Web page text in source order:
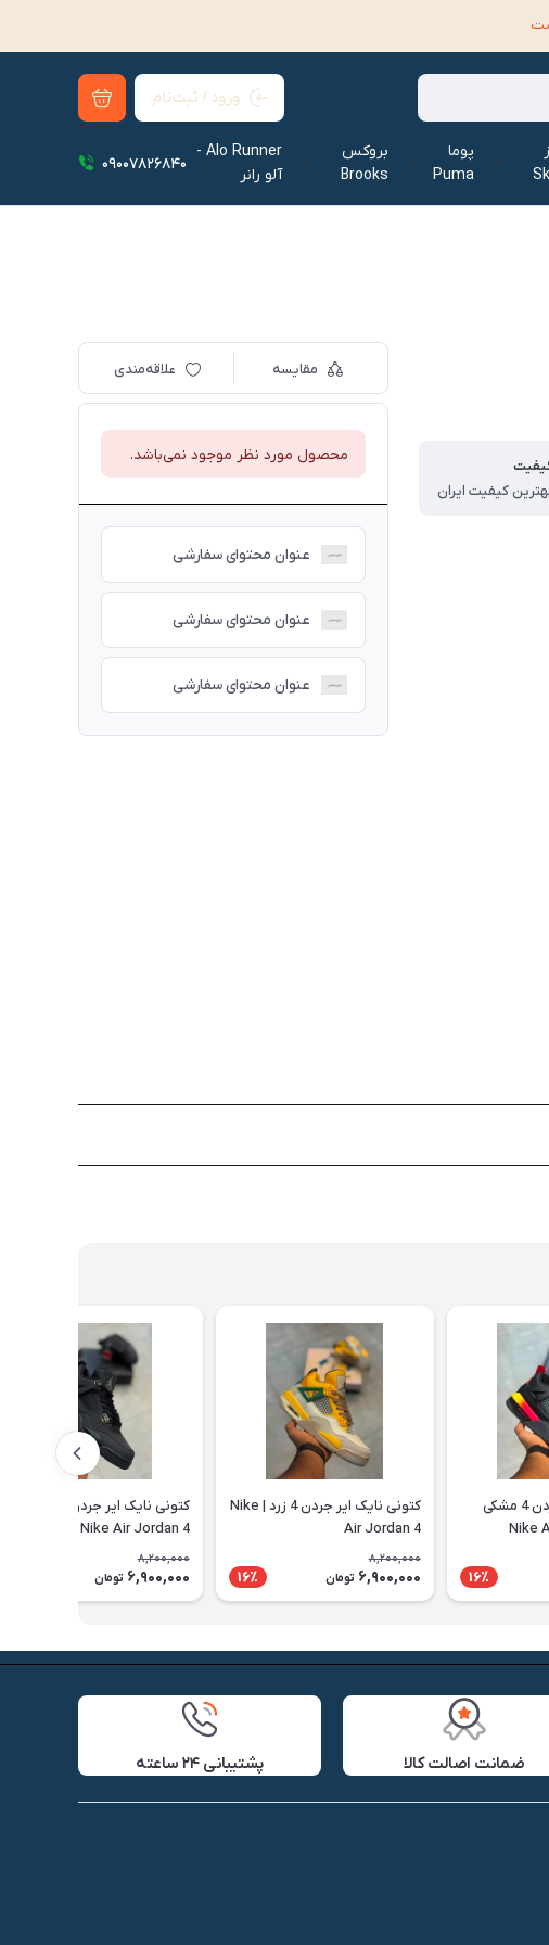
ورود / ثبت‌نام
پوما
Puma
بروکس
Brooks
Alo Runner -
آلو رانر‌
09007826840
کیفیت ایران
مقایسه علاقه‌مندی
محصول مورد نظر موجود نمی‌باشد.
عنوان محتوای سفارشی
عنوان محتوای سفارشی
عنوان محتوای سفارشی
کتونی نایک ایر جردن 4 مشکی
16٪
کتونی نایک ایر جردن 4 زرد | Nike
Air Jordan 4
8,200,000
6,900,000 تومان 16٪
Nike Air Jordan 4
8,200,000
6,900,000 تومان
ضمانت اصالت کالا پشتیبانی ۲۴ ساعته